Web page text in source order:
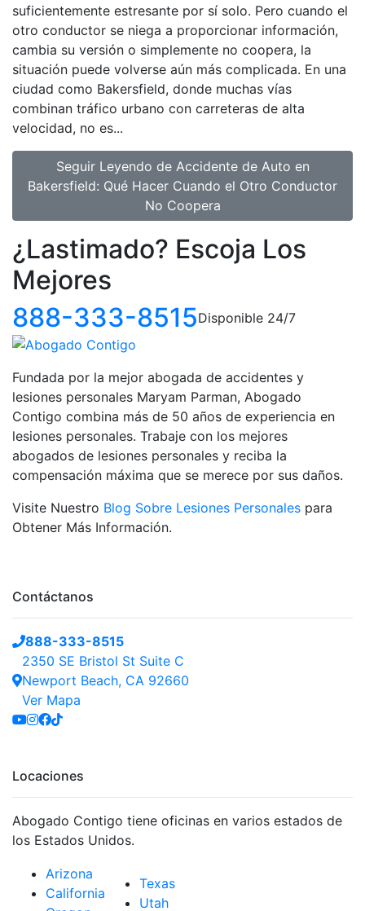
suficientemente estresante por sí solo. Pero cuando el
otro conductor se niega a proporcionar información,
cambia su versión o simplemente no coopera, la
situación puede volverse aún más complicada. En una
ciudad como Bakersfield, donde muchas vías
combinan tráfico urbano con carreteras de alta
velocidad, no es...
Seguir Leyendo de Accidente de Auto en
Bakersfield: Qué Hacer Cuando el Otro Conductor
No Coopera
¿Lastimado? Escoja Los
Mejores
888-333-8515Disponible 24/7
Fundada por la mejor abogada de accidentes y
lesiones personales Maryam Parman, Abogado
Contigo combina más de 50 años de experiencia en
lesiones personales. Trabaje con los mejores
abogados de lesiones personales y reciba la
compensación máxima que se merece por sus daños.
Visite Nuestro Blog Sobre Lesiones Personales para
Obtener Más Información.
Contáctanos
888-333-8515
2350 SE Bristol St Suite C
Newport Beach, CA 92660
Ver Mapa
Locaciones
Abogado Contigo tiene oficinas en varios estados de
los Estados Unidos.
Arizona
California
Texas
Utah